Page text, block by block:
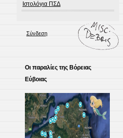
Ιστολόγια ΠΣΔ
Σύνδεση
Οι παραλίες της Βόρειας
Εύβοιας